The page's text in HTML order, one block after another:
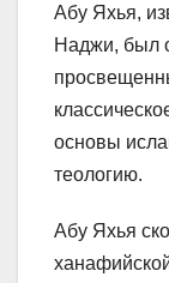
Абу Яхья,
Наджи, был
основы
теологию.
Абу Яхья